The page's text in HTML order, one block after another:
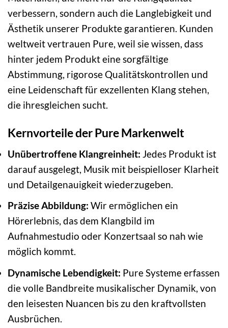
verbessern, sondern auch die Langlebigkeit und
Ästhetik unserer Produkte garantieren. Kunden
weltweit vertrauen Pure, weil sie wissen, dass
hinter jedem Produkt eine sorgfältige
Abstimmung, rigorose Qualitätskontrollen und
eine Leidenschaft für exzellenten Klang stehen,
die ihresgleichen sucht.
Kernvorteile der Pure Markenwelt
Unübertroffene Klangreinheit: Jedes Produkt ist
darauf ausgelegt, Musik mit beispielloser Klarheit
und Detailgenauigkeit wiederzugeben.
Präzise Abbildung: Wir ermöglichen ein
Hörerlebnis, das dem Klangbild im
Aufnahmestudio oder Konzertsaal so nah wie
möglich kommt.
Dynamische Lebendigkeit: Pure Systeme erfassen
die volle Bandbreite musikalischer Dynamik, von
den leisesten Nuancen bis zu den kraftvollsten
Ausbrüchen.